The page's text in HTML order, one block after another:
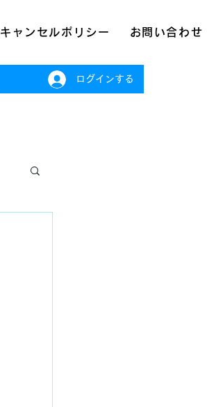
キャンセルポリシー お問い合わせ
ログインする